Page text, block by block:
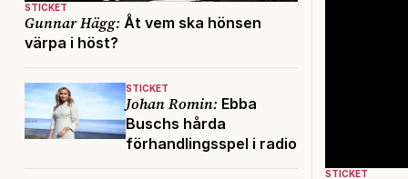
STICKET
Gunnar Hägg: Åt vem ska hönsen
värpa i höst?
STICKET
Johan Romin: Ebba
Buschs hårda
förhandlingsspel i radio
STICKET